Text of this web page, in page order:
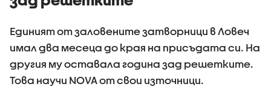
Единият от заловените затворници в Ловеч
имал два месеца до края на присъдата си. На
другия му оставала година зад решетките.
Това научи NOVA от свои източници.